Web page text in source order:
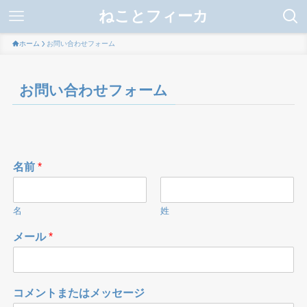
ねことフィーカ
ホーム お問い合わせフォーム
お問い合わせフォーム
名前 *
名 姓
メール*
コメントまたはメッセージ